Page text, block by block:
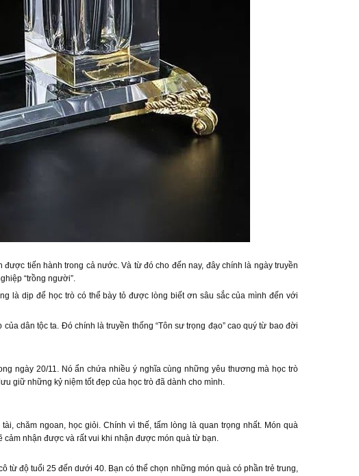
tiến hành trong cả nước. Và từ đó cho đến nay, đây chính là ngày truyền
“trồng người”.
là dịp để học trò có thể bày tỏ được lòng biết ơn sâu sắc của mình đến với
dân tộc ta. Đó chính là truyền thống “Tôn sư trọng đạo” cao quý từ bao đời
ngày 20/11. Nó ẩn chứa nhiều ý nghĩa cùng những yêu thương mà học trò
giữ những kỷ niệm tốt đẹp của học trò đã dành cho mình.
chăm ngoan, học giỏi. Chính vì thế, tấm lòng là quan trọng nhất. Món quà
cảm nhận được và rất vui khi nhận được món quà từ bạn.
từ độ tuổi 25 đến dưới 40. Bạn có thể chọn những món quà có phần trẻ trung,